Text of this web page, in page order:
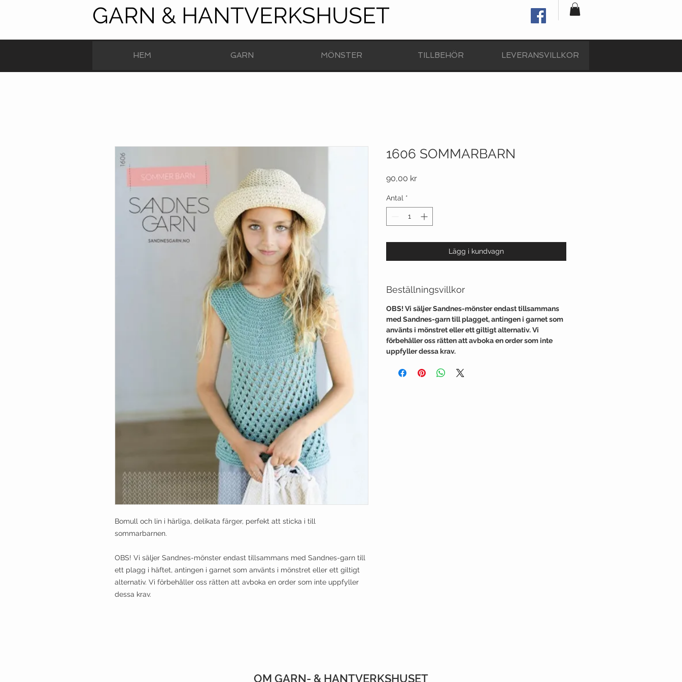
GARN & HANTVERKSHUSET
HEM GARN MÖNSTER TILLBEHÖR LEVERANSVILLKOR
Bomull och lin i härliga, delikata färger, perfekt att sticka i till
sommarbarnen.
OBS! Vi säljer Sandnes-mönster endast tillsammans med Sandnes-garn till
ett plagg i häftet, antingen i garnet som använts i mönstret eller ett giltigt
alternativ. Vi förbehåller oss rätten att avboka en order som inte uppfyller
dessa krav.
1606 SOMMARBARN
90,00 krPris
Antal *
Lägg i kundvagn
Beställningsvillkor
OBS! Vi säljer Sandnes-mönster endast tillsammans
med Sandnes-garn till plagget, antingen i garnet som
använts i mönstret eller ett giltigt alternativ. Vi
förbehåller oss rätten att avboka en order som inte
uppfyller dessa krav.
OM GARN- & HANTVERKSHUSET